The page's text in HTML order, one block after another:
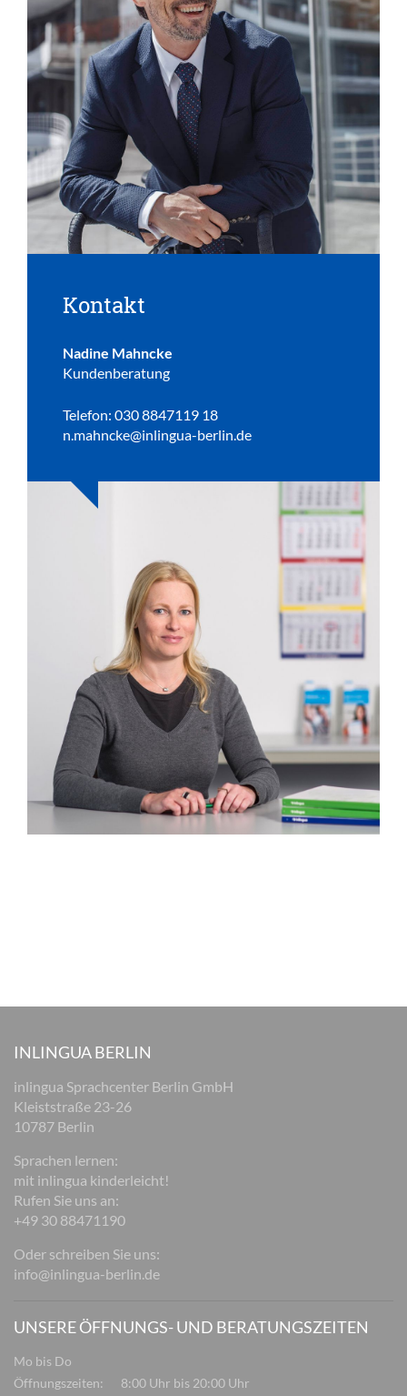
Kontakt
Nadine Mahncke
Kundenberatung
Telefon: 030 8847119 18
n.mahncke@inlingua-berlin.de
INLINGUA BERLIN
inlingua Sprachcenter Berlin GmbH
Kleiststraße 23-26
10787 Berlin
Sprachen lernen:
mit inlingua kinderleicht!
Rufen Sie uns an:
+49 30 88471190
Oder schreiben Sie uns:
info@inlingua-berlin.de
UNSERE ÖFFNUNGS- UND BERATUNGSZEITEN
Mo bis Do
Öffnungszeiten:
8:00 Uhr bis 20:00 Uhr